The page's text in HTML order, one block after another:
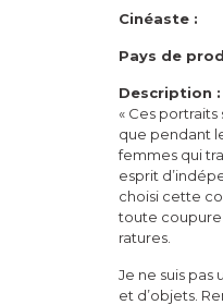
Cinéaste :
Pays de
Description :
« Ces
que pendant
femmes qui
esprit
choisi cette
toute coupure
ratures.
Je ne suis pas
et d’objets.